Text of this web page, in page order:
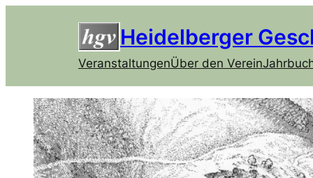
Heidelberger
VeranstaltungenÜber den Verein